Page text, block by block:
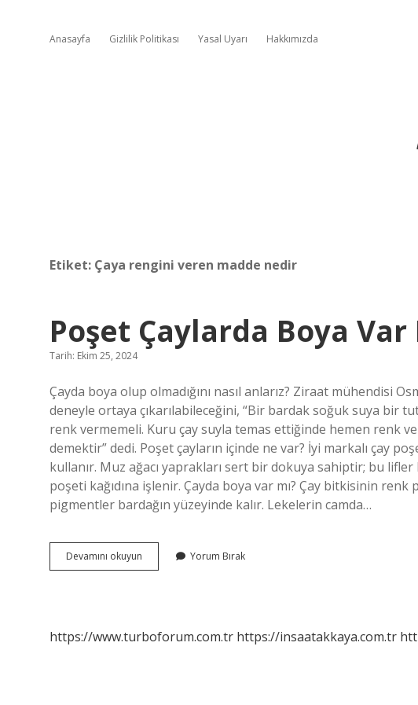
Anasayfa Gizlilik Politikası Yasal Uyarı Hakkımızda
Etiket: Çaya rengini veren madde nedir
Poşet Çaylarda Boya Var
Tarih: Ekim 25, 2024
Çayda boya olup olmadığını nasıl anlarız? Ziraat mühendisi
deneyle ortaya çıkarılabileceğini, “Bir bardak soğuk suya bir
renk vermemeli. Kuru çay suyla temas ettiğinde hemen renk
demektir” dedi. Poşet çayların içinde ne var? İyi markalı çay
kullanır. Muz ağacı yaprakları sert bir dokuya sahiptir; bu
poşeti kağıdına işlenir. Çayda boya var mı? Çay bitkisinin
pigmentler bardağın yüzeyinde kalır. Lekelerin camda…
Devamını okuyun
Çaylarda
Yorum Bırak
https://www.turboforum.com.tr https://insaatakkaya.com.tr